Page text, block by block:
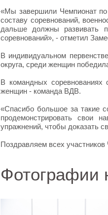
«Мы завершили Чемпионат по
составу соревнований,
дальше должны развивать
соревнований», - отметил
В индивидуальном
округа, среди женщин
В командных
женщин - команда ВДВ.
«Спасибо большое за такие
продемонстрировать свои
упражнений, чтобы доказать
Поздравляем всех
Фотографии